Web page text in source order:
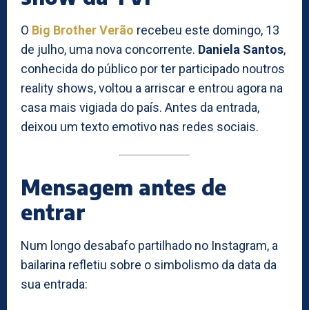
O Big Brother Verão recebeu este domingo, 13
de julho, uma nova concorrente. Daniela Santos,
conhecida do público por ter participado noutros
reality shows, voltou a arriscar e entrou agora na
casa mais vigiada do país. Antes da entrada,
deixou um texto emotivo nas redes sociais.
Mensagem antes de
entrar
Num longo desabafo partilhado no Instagram, a
bailarina refletiu sobre o simbolismo da data da
sua entrada: